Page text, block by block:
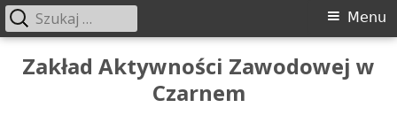
Przeskocz
Zakład Aktywności Zawodowej w
Czarnem
Menu
główne
Menu
Szukaj: